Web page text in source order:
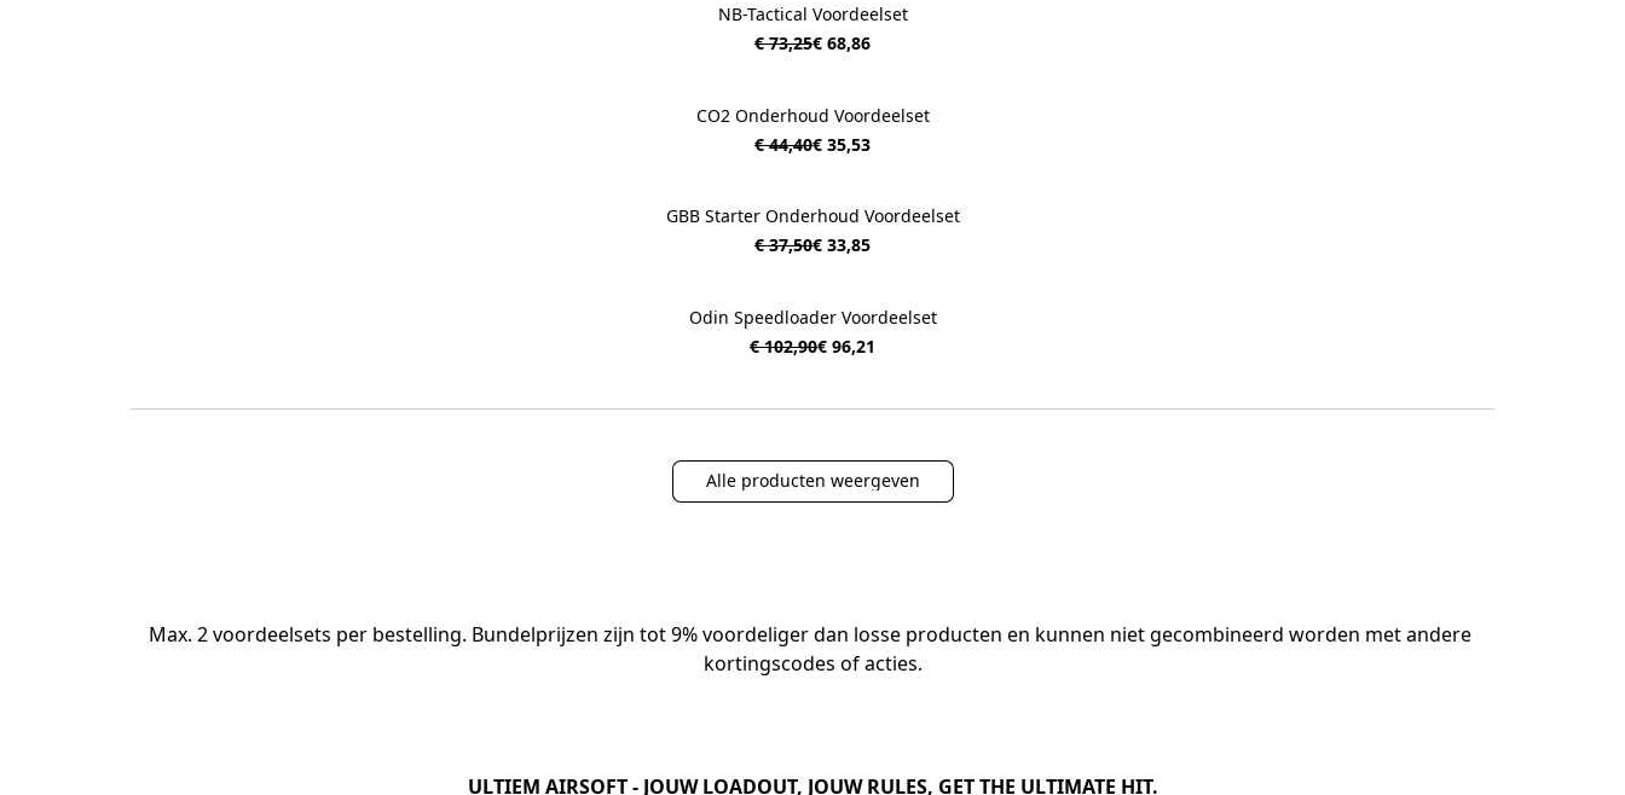
​NB-Tactical Voordeelset
€ 73,25€ 68,86
CO2 Onderhoud Voordeelset
€ 44,40€ 35,53
GBB Starter Onderhoud Voordeelset
€ 37,50€ 33,85
Odin Speedloader Voordeelset
€ 102,90€ 96,21
Alle producten weergeven
Max. 2 voordeelsets per bestelling. Bundelprijzen zijn tot 9% voordeliger dan losse producten en kunnen niet gecombineerd worden met andere
kortingscodes of acties.
ULTIEM AIRSOFT - JOUW LOADOUT, JOUW RULES, GET THE ULTIMATE HIT.